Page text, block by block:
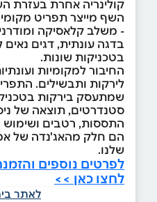
קולינריה אחרת בעזרת
השף מייצר תפריט
- משלב קלאסיקה
בדגה עונתית, דגים נאים
בטכניקות שונות.
החיבור למקומיות
לירקות ותבשילים.
שמתעסק בירקות
סטנדרטים, תוצאה של
התססות, רטבים ושימוש
הם חלק מהאג'נדה של
שלנו.
לפרטים נוספים
לחצו כאן >>
לאתר